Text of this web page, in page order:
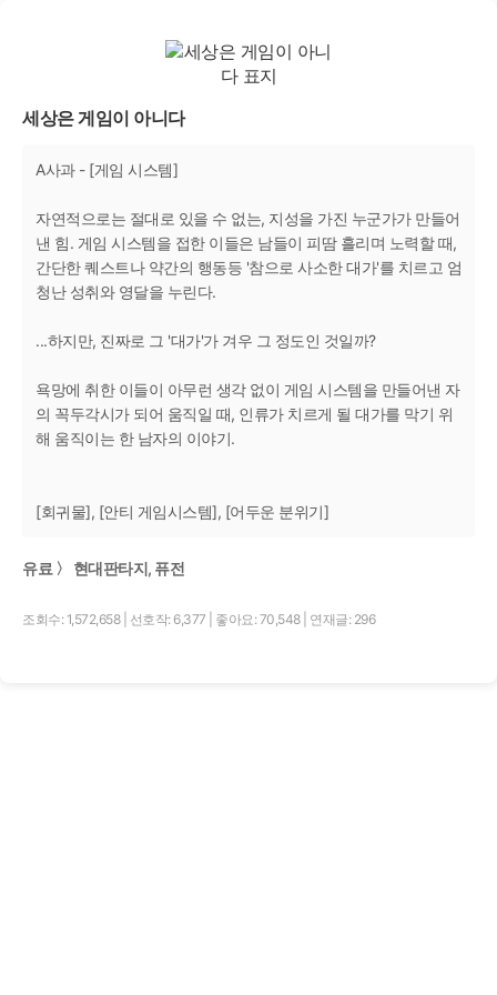
세상은 게임이 아니다
A사과 - [게임 시스템]
자연적으로는 절대로 있을 수 없는, 지성을 가진 누군가가 만들어
낸 힘. 게임 시스템을 접한 이들은 남들이 피땀 흘리며 노력할 때,
간단한 퀘스트나 약간의 행동등 '참으로 사소한 대가'를 치르고 엄
청난 성취와 영달을 누린다.
...하지만, 진짜로 그 '대가'가 겨우 그 정도인 것일까?
욕망에 취한 이들이 아무런 생각 없이 게임 시스템을 만들어낸 자
의 꼭두각시가 되어 움직일 때, 인류가 치르게 될 대가를 막기 위
해 움직이는 한 남자의 이야기.
[회귀물], [안티 게임시스템], [어두운 분위기]
유료 〉 현대판타지, 퓨전
조회수: 1,572,658 선호작: 6,377 좋아요: 70,548 연재글: 296